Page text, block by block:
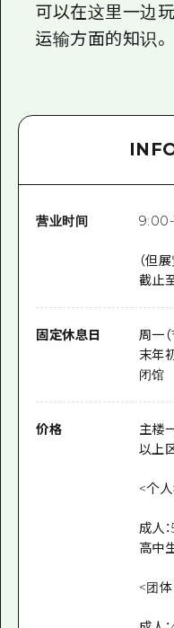
可以在这里一边
运输方面的知识。
营业时间
（但
截止
固定休息日
周一
末年
闭馆
价格
主楼
以上
<个人
成人
高中
<团体